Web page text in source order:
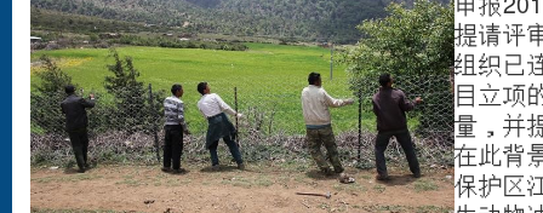
提请评
组织已
目立项
量，并
在此背
保护区